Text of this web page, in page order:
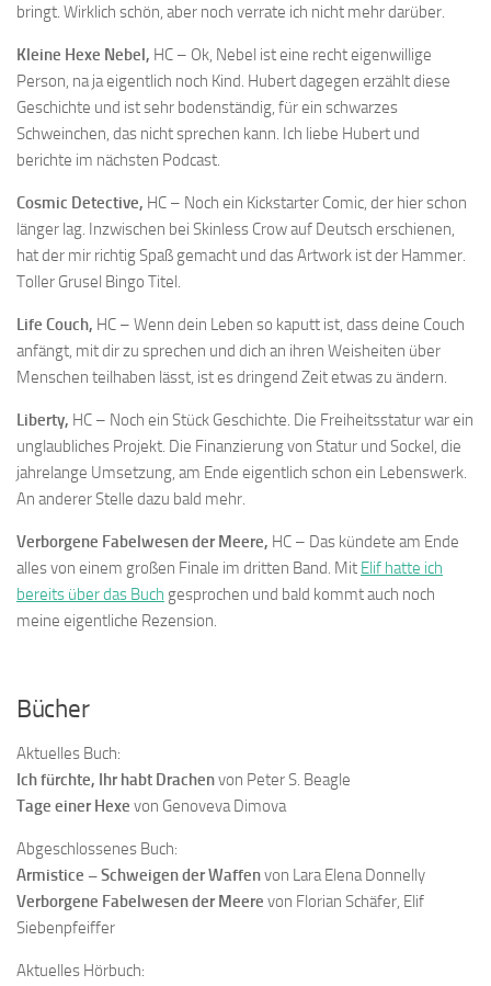
bringt. Wirklich schön, aber noch verrate ich nicht mehr darüber.
Kleine Hexe Nebel, HC – Ok, Nebel ist eine recht eigenwillige
Person, na ja eigentlich noch Kind. Hubert dagegen erzählt diese
Geschichte und ist sehr bodenständig, für ein schwarzes
Schweinchen, das nicht sprechen kann. Ich liebe Hubert und
berichte im nächsten Podcast.
Cosmic Detective, HC – Noch ein Kickstarter Comic, der hier schon
länger lag. Inzwischen bei Skinless Crow auf Deutsch erschienen,
hat der mir richtig Spaß gemacht und das Artwork ist der Hammer.
Toller Grusel Bingo Titel.
Life Couch, HC – Wenn dein Leben so kaputt ist, dass deine Couch
anfängt, mit dir zu sprechen und dich an ihren Weisheiten über
Menschen teilhaben lässt, ist es dringend Zeit etwas zu ändern.
Liberty, HC – Noch ein Stück Geschichte. Die Freiheitsstatur war ein
unglaubliches Projekt. Die Finanzierung von Statur und Sockel, die
jahrelange Umsetzung, am Ende eigentlich schon ein Lebenswerk.
An anderer Stelle dazu bald mehr.
Verborgene Fabelwesen der Meere, HC – Das kündete am Ende
alles von einem großen Finale im dritten Band. Mit Elif hatte ich
bereits über das Buch gesprochen und bald kommt auch noch
meine eigentliche Rezension.
Bücher
Aktuelles Buch:
Ich fürchte, Ihr habt Drachenvon Peter S. Beagle
Tage einer Hexe von Genoveva Dimova
Abgeschlossenes Buch:
Armistice – Schweigen der Waffenvon Lara Elena Donnelly
Verborgene Fabelwesen der Meere von Florian Schäfer, Elif
Siebenpfeiffer
Aktuelles Hörbuch: